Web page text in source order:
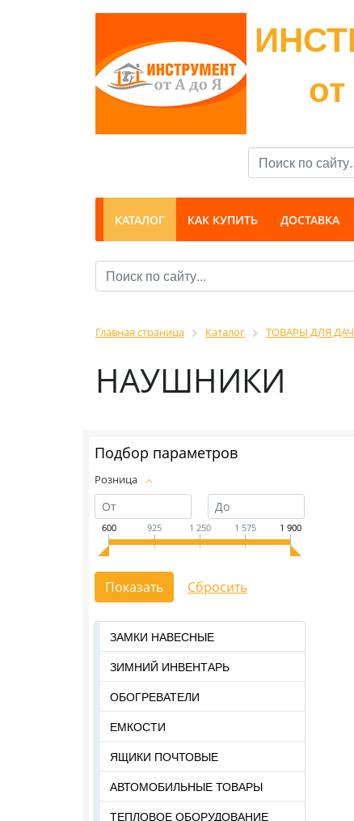
КАТАЛОГ КАК КУПИТЬ ДОСТАВКА
Главная страница Каталог ТОВАРЫ ДЛЯ
НАУШНИКИ
Подбор параметров
Розница
600 925 1 250 1 575 1 900
ЗАМКИ НАВЕСНЫЕ
ЗИМНИЙ ИНВЕНТАРЬ
ОБОГРЕВАТЕЛИ
ЕМКОСТИ
ЯЩИКИ ПОЧТОВЫЕ
АВТОМОБИЛЬНЫЕ ТОВАРЫ
ТЕПЛОВОЕ ОБОРУДОВАНИЕ